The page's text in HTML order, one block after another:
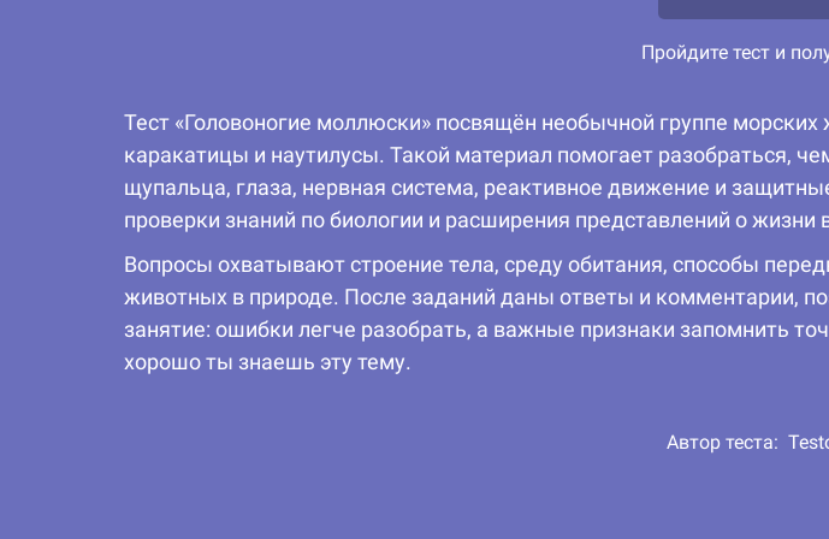
Пройдите тест и
Тест «Головоногие моллюски» посвящён необычной группе
каракатицы и наутилусы. Такой материал помогает разобраться,
щупальца, глаза, нервная система, реактивное движение и
проверки знаний по биологии и расширения представлений о жизни
Вопросы охватывают строение тела, среду обитания, способы
животных в природе. После заданий даны ответы и комментарии,
занятие: ошибки легче разобрать, а важные признаки запомнить
хорошо ты знаешь эту тему.
Автор теста: